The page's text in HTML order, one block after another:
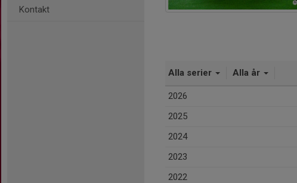
Kontakt
Alla serier Alla år
2026
2025
2024
2023
2022